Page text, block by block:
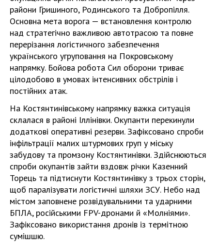
райони Гришиного, Родинського та Добропілля.
Основна мета ворога — встановлення контролю
над стратегічно важливою автотрасою та повне
перерізання логістичного забезпечення
українського угруповання на Покровському
напрямку. Бойова робота Сил оборони триває
цілодобово в умовах інтенсивних обстрілів і
постійних атак.
На Костянтинівському напрямку важка ситуація
склалася в районі Іллінівки. Окупанти перекинули
додаткові оперативні резерви. Зафіксовано спроби
інфільтрації малих штурмових груп у міську
забудову та промзону Костянтинівки. Здійснюються
спроби окупантів зайти вздовж річки Казенний
Торець та підтиснути Костянтинівку з трьох сторін,
щоб паралізувати логістичні шляхи ЗСУ. Небо над
містом заповнене розвідувальними та ударними
БПЛА, російськими FPV-дронами й «Молніями».
Зафіксовано використання дронів із термітною
сумішшю.